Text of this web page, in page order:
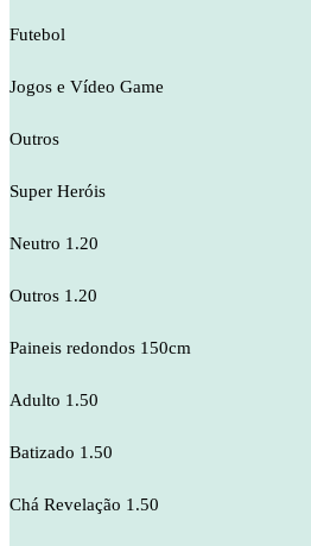
Futebol
Jogos e Vídeo Game
Outros
Super Heróis
Neutro 1.20
Outros 1.20
Paineis redondos 150cm
Adulto 1.50
Batizado 1.50
Chá Revelação 1.50